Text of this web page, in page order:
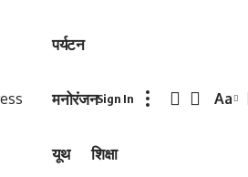
पर्यटन
मनोरंजन
यूथ शिक्षा
Sign In
Font
Aa